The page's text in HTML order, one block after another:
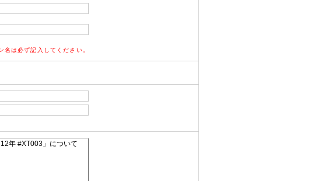
は必ず記入してください。